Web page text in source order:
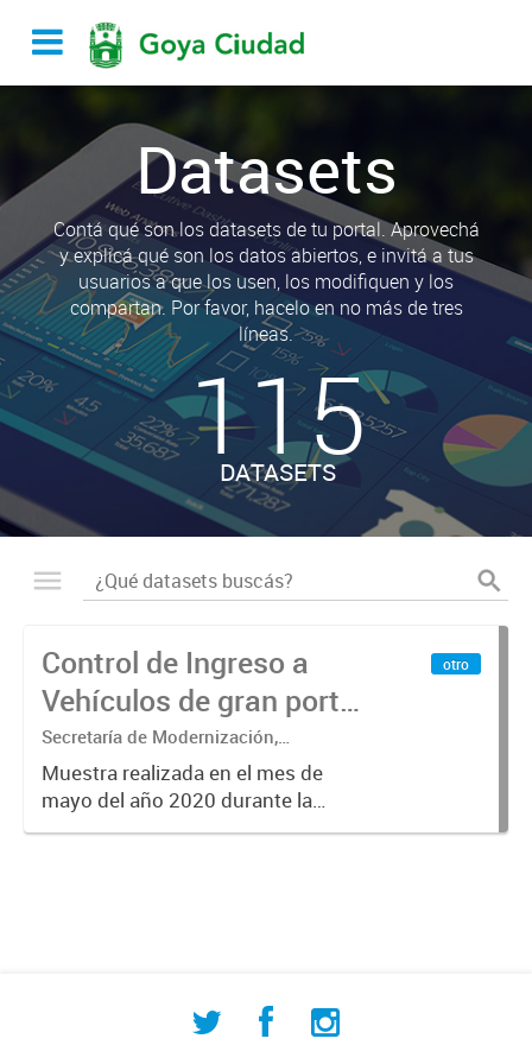
Datasets
Contá qué son los datasets de tu portal. Aprovechá
y explicá qué son los datos abiertos, e invitá a tus
usuarios a que los usen, los modifiquen y los
compartan. Por favor, hacelo en no más de tres
líneas.
115
DATASETS
Control de Ingreso a
Vehículos de gran porte
2020
Secretaría de Modernización,
Innovación, Desarrollo Tecnológico y
Educación - Dirección de Industria -
Departamento Municipal de
Estadísticas
Muestra realizada en el mes de
mayo del año 2020 durante la
semana del 11 al 16 del mismo
otro